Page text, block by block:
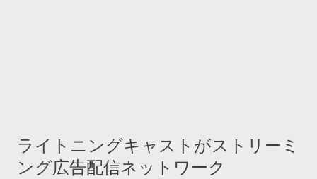
ライトニングキャストがストリーミ
ング広告配信ネットワーク